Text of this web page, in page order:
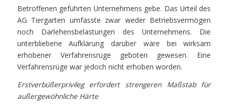
Betroffenen geführten Unternehmens gebe. Das Urteil des
AG Tiergarten umfasste zwar weder Betriebsvermögen
noch Darlehensbelastungen des Unternehmens. Die
unterbliebene Aufklärung darüber wäre bei wirksam
erhobener Verfahrensrüge geboten gewesen. Eine
Verfahrensrüge war jedoch nicht erhoben worden.
Erstverbüßerprivileg erfordert strengeren Maßstab für
außergewöhnliche Härte